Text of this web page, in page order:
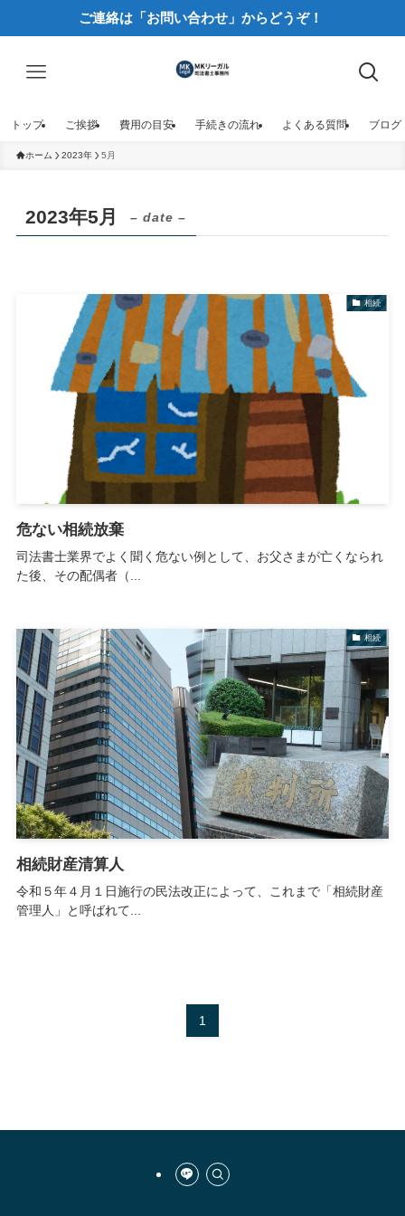
ご連絡は「お問い合わせ」からどうぞ！
トップ ご挨拶 費用の目安 手続きの流れ よくある質問 ブログ
ホーム 2023年 5月
2023年5月 – date –
相続
危ない相続放棄
司法書士業界でよく聞く危ない例として、お父さまが亡くなられ
た後、その配偶者（...
相続
相続財産清算人
令和５年４月１日施行の民法改正によって、これまで「相続財産
管理人」と呼ばれて...
1